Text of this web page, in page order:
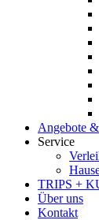
Angebote
Service
TRIPS +
Über uns
Kontakt